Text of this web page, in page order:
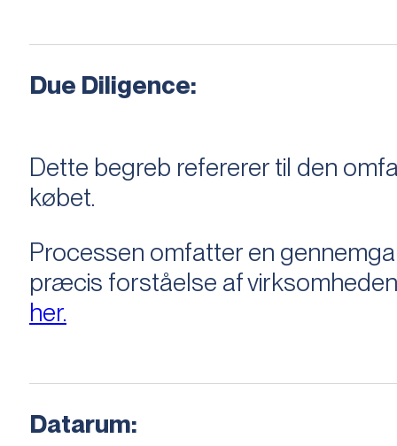
Due Diligence:
Dette begreb refererer til den
købet.
Processen omfatter en
præcis forståelse af
her.
Datarum: